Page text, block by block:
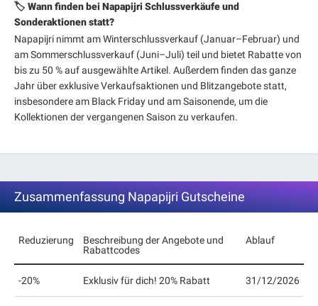
🏷️ Wann finden bei Napapijri Schlussverkäufe und
Sonderaktionen statt?
Napapijri nimmt am Winterschlussverkauf (Januar–Februar) und
am Sommerschlussverkauf (Juni–Juli) teil und bietet Rabatte von
bis zu 50 % auf ausgewählte Artikel. Außerdem finden das ganze
Jahr über exklusive Verkaufsaktionen und Blitzangebote statt,
insbesondere am Black Friday und am Saisonende, um die
Kollektionen der vergangenen Saison zu verkaufen.
Zusammenfassung Napapijri Gutscheine
Reduzierung
Beschreibung der Angebote und
Rabattcodes
Ablauf
-20% Exklusiv für dich! 20% Rabatt 31/12/2026